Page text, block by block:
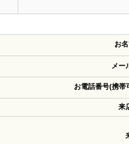
お
メー
お電話番号(携帯
来